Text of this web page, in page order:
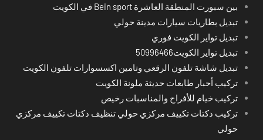
بين سبورت المنطقة العاشرة Bein sport في الكويت
تبديل بطاريات سيارات مدينة حولي
تبديل تواير الكويت فوري
تبديل تواير الكويت50996466
تبديل شاشة تلفون الرقعي وتامين اكسسوارات تلفون الكويت
تركيب أحبار طابعات حديثة ملونة الكويت
تركيب خيام للأفراح والمناسبات رخيص
تركيب دكتات تكييف مركزي حولي تنظيف دكتات تكييف مركزي
حولي